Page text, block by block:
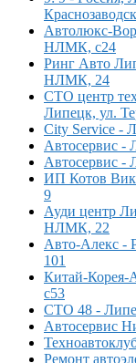
Автолюкс-
НЛМК, с24
Ринг Авто
НЛМК, 24
СТО центр
Липецк, ул.
City Service -
Автосервис -
Автосервис -
ИП Котов
9
Ауди центр
НЛМК, 22
Авто-Алекс -
101
Китай-Корея-
с53
СТО 48 -
Автосервис
Ремонт